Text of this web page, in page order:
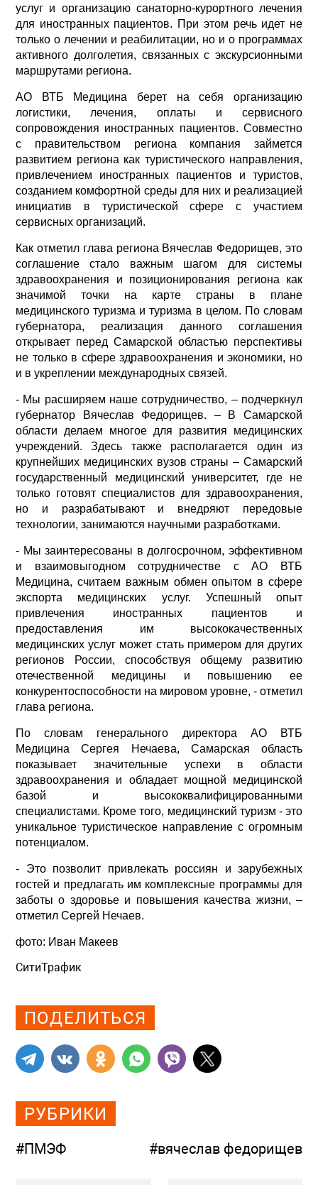
услуг и организацию санаторно-курортного лечения
для иностранных пациентов. При этом речь идет не
только о лечении и реабилитации, но и о программах
активного долголетия, связанных с экскурсионными
маршрутами региона.
АО ВТБ Медицина берет на себя организацию
логистики, лечения, оплаты и сервисного
сопровождения иностранных пациентов. Совместно
с правительством региона компания займется
развитием региона как туристического направления,
привлечением иностранных пациентов и туристов,
созданием комфортной среды для них и реализацией
инициатив в туристической сфере с участием
сервисных организаций.
Как отметил глава региона Вячеслав Федорищев, это
соглашение стало важным шагом для системы
здравоохранения и позиционирования региона как
значимой точки на карте страны в плане
медицинского туризма и туризма в целом. По словам
губернатора, реализация данного соглашения
открывает перед Самарской областью перспективы
не только в сфере здравоохранения и экономики, но
и в укреплении международных связей.
- Мы расширяем наше сотрудничество, – подчеркнул
губернатор Вячеслав Федорищев. – В Самарской
области делаем многое для развития медицинских
учреждений. Здесь также располагается один из
крупнейших медицинских вузов страны – Самарский
государственный медицинский университет, где не
только готовят специалистов для здравоохранения,
но и разрабатывают и внедряют передовые
технологии, занимаются научными разработками.
- Мы заинтересованы в долгосрочном, эффективном
и взаимовыгодном сотрудничестве с АО ВТБ
Медицина, считаем важным обмен опытом в сфере
экспорта медицинских услуг. Успешный опыт
привлечения иностранных пациентов и
предоставления им высококачественных
медицинских услуг может стать примером для других
регионов России, способствуя общему развитию
отечественной медицины и повышению ее
конкурентоспособности на мировом уровне, - отметил
глава региона.
По словам генерального директора АО ВТБ
Медицина Сергея Нечаева, Самарская область
показывает значительные успехи в области
здравоохранения и обладает мощной медицинской
базой и высококвалифицированными
специалистами. Кроме того, медицинский туризм - это
уникальное туристическое направление с огромным
потенциалом.
- Это позволит привлекать россиян и зарубежных
гостей и предлагать им комплексные программы для
заботы о здоровье и повышения качества жизни, –
отметил Сергей Нечаев.
фото: Иван Макеев
СитиТрафик
ПОДЕЛИТЬСЯ
РУБРИКИ
#ПМЭФ #вячеслав федорищев